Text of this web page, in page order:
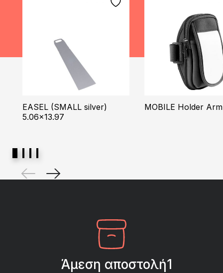
EASEL (SMALL silver)
5.06×13.97
MOBILE Holder
Άμεση αποστολή1